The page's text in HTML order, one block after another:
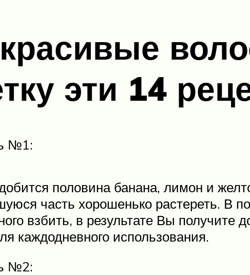
эти 14
№1:
половина банана, лимон и
часть хорошенько растереть. В
взбить, в результате Вы
каждодневного использования.
№2: